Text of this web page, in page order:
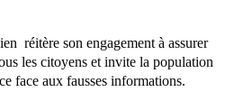
réitère son engagement à assurer
les citoyens et invite la population
face aux fausses informations.